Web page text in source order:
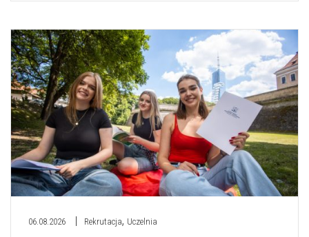
06.08.2026 Rekrutacja, Uczelnia